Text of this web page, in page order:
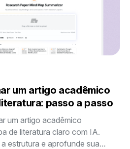
um artigo acadêmico
passo a passo
um artigo acadêmico
de literatura claro com IA.
estrutura e aprofunde sua